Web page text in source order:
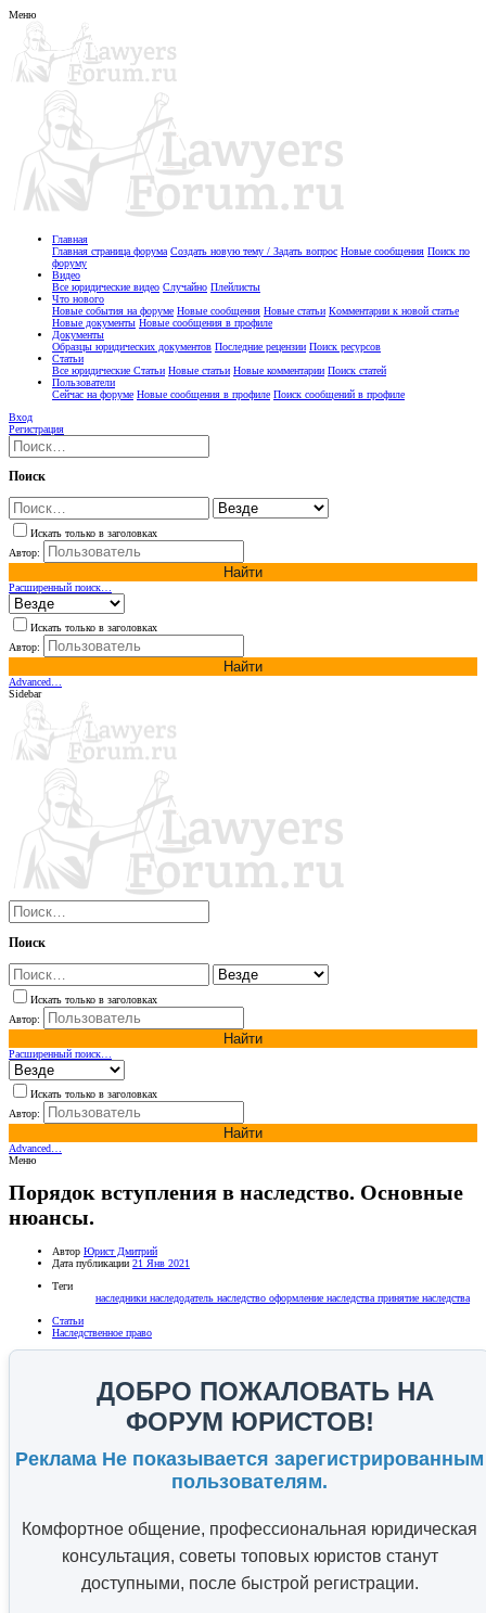
Меню
Главная
Главная страница форума Создать новую тему / Задать вопрос Новые сообщения Поиск по
форуму
Видео
Все юридические видео Случайно Плейлисты
Что нового
Новые события на форуме Новые сообщения Новые статьи Комментарии к новой статье
Новые документы Новые сообщения в профиле
Документы
Образцы юридических документов Последние рецензии Поиск ресурсов
Статьи
Все юридические Статьи Новые статьи Новые комментарии Поиск статей
Пользователи
Сейчас на форуме Новые сообщения в профиле Поиск сообщений в профиле
Вход
Регистрация
Поиск
Искать только в заголовках
Автор:
Найти
Расширенный поиск…
Искать только в заголовках
Автор:
Найти
Advanced…
Sidebar
Поиск
Искать только в заголовках
Автор:
Найти
Расширенный поиск…
Искать только в заголовках
Автор:
Найти
Advanced…
Меню
Порядок вступления в наследство. Основные
нюансы.
Автор Юрист Дмитрий
Дата публикации 21 Янв 2021
Теги
наследники наследодатель наследство оформление наследства принятие наследства
Статьи
Наследственное право
ДОБРО ПОЖАЛОВАТЬ НА
ФОРУМ ЮРИСТОВ!
Реклама Не показывается зарегистрированным
пользователям.
Комфортное общение, профессиональная юридическая
консультация, советы топовых юристов станут
доступными, после быстрой регистрации.